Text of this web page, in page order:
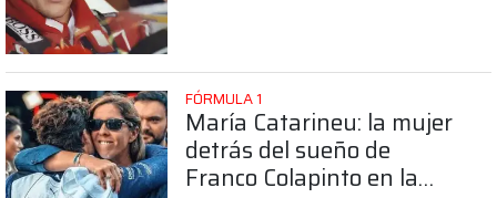
FÓRMULA 1
María Catarineu: la mujer
detrás del sueño de
Franco Colapinto en la